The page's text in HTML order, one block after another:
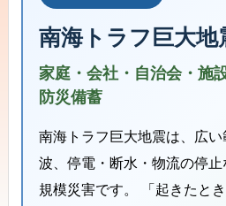
南海トラフ巨大地
家庭・会社・自治会・施
防災備蓄
南海トラフ巨大地震は、広
波、停電・断水・物流の停
規模災害です。 「起きたと